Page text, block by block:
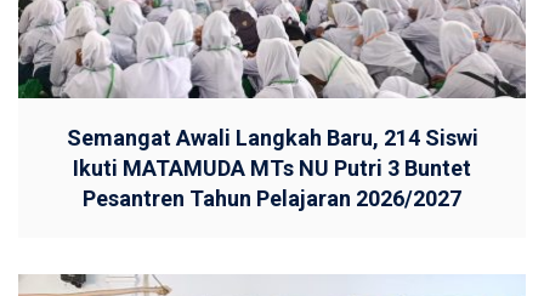
Semangat Awali Langkah Baru, 214 Siswi
Ikuti MATAMUDA MTs NU Putri 3 Buntet
Pesantren Tahun Pelajaran 2026/2027